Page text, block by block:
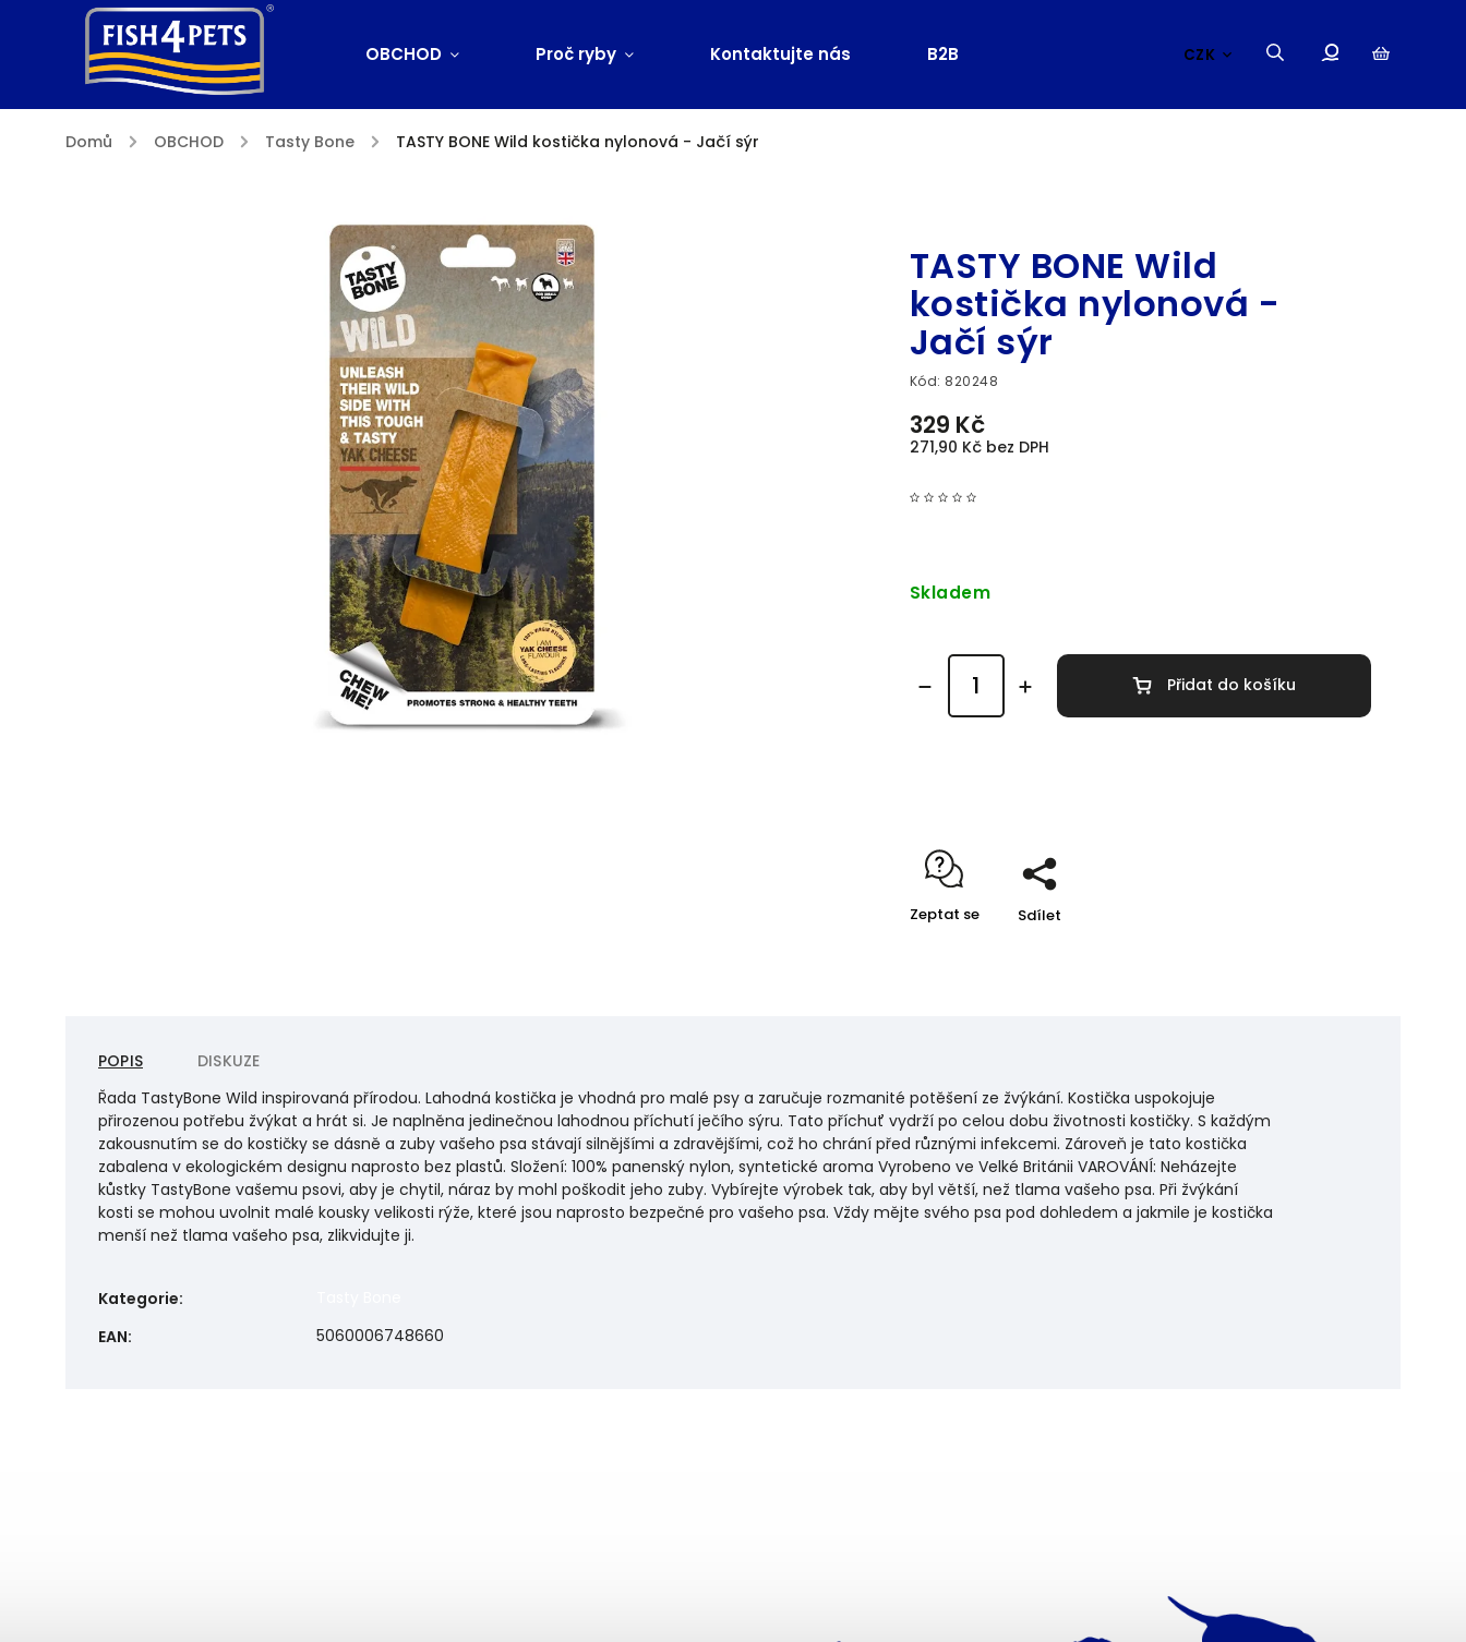
CZK
OBCHOD Proč ryby Kontaktujte nás B2B
Domů / OBCHOD / Tasty Bone / TASTY BONE Wild kostička nylonová - Jačí sýr
TASTY BONE Wild
kostička nylonová -
Jačí sýr
Kód: 820248
329 Kč
271,90 Kč bez DPH
Skladem
Přidat do košíku
Zeptat se Sdílet
POPIS
DISKUZE
Řada TastyBone Wild inspirovaná přírodou. Lahodná kostička je vhodná pro malé psy a zaručuje rozmanité potěšení ze žvýkání. Kostička uspokojuje
přirozenou potřebu žvýkat a hrát si. Je naplněna jedinečnou lahodnou příchutí ječího sýru. Tato příchuť vydrží po celou dobu životnosti kostičky. S každým
zakousnutím se do kostičky se dásně a zuby vašeho psa stávají silnějšími a zdravějšími, což ho chrání před různými infekcemi. Zároveň je tato kostička
zabalena v ekologickém designu naprosto bez plastů. Složení: 100% panenský nylon, syntetické aroma Vyrobeno ve Velké Británii VAROVÁNÍ: Neházejte
kůstky TastyBone vašemu psovi, aby je chytil, náraz by mohl poškodit jeho zuby. Vybírejte výrobek tak, aby byl větší, než tlama vašeho psa. Při žvýkání
kosti se mohou uvolnit malé kousky velikosti rýže, které jsou naprosto bezpečné pro vašeho psa. Vždy mějte svého psa pod dohledem a jakmile je kostička
menší než tlama vašeho psa, zlikvidujte ji.
Kategorie:
EAN: 5060006748660